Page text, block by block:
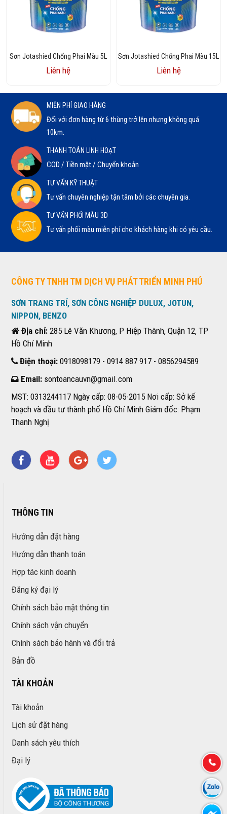
Sơn Jotashied Chống Phai Màu 5L
Liên hệ
Sơn Jotashied Chống Phai Màu 15L
Liên hệ
MIỄN PHÍ GIAO HÀNG
Đối với đơn hàng từ 6 thùng trở lên nhưng không quá
10km.
THANH TOÁN LINH HOẠT
COD / Tiền mặt / Chuyển khoản
TƯ VẤN KỸ THUẬT
Tư vấn chuyên nghiệp tận tâm bởi các chuyên gia.
TƯ VẤN PHỐI MÀU 3D
Tư vấn phối màu miễn phí cho khách hàng khi có yêu cầu.
CÔNG TY TNHH TM DỊCH VỤ PHÁT TRIỂN MINH PHÚ
SƠN TRANG TRÍ, SƠN CÔNG NGHIỆP DULUX, JOTUN,
NIPPON, BENZO
Địa chỉ: 285 Lê Văn Khương, P Hiệp Thành, Quận 12, TP
Hồ Chí Minh
Điện thoại: 0918098179 - 0914 887 917 - 0856294589
Email: sontoancauvn@gmail.com
MST: 0313244117 Ngày cấp: 08-05-2015 Nơi cấp: Sở kế
hoạch và đầu tư thành phố Hồ Chí Minh Giám đốc: Phạm
Thanh Nghị
THÔNG TIN
Hướng dẫn đặt hàng
Hướng dẫn thanh toán
Hợp tác kinh doanh
Đăng ký đại lý
Chính sách bảo mật thông tin
Chính sách vận chuyển
Chính sách bảo hành và đổi trả
Bản đồ
TÀI KHOẢN
Tài khoản
Lịch sử đặt hàng
Danh sách yêu thích
Đại lý